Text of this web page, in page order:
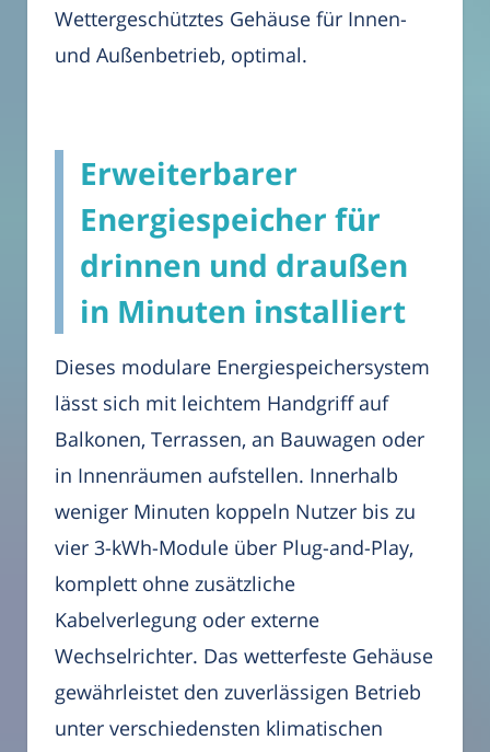
Wettergeschütztes Gehäuse für Innen-
und Außenbetrieb, optimal.
Erweiterbarer
Energiespeicher für
drinnen und draußen
in Minuten installiert
Dieses modulare Energiespeichersystem
lässt sich mit leichtem Handgriff auf
Balkonen, Terrassen, an Bauwagen oder
in Innenräumen aufstellen. Innerhalb
weniger Minuten koppeln Nutzer bis zu
vier 3-kWh-Module über Plug-and-Play,
komplett ohne zusätzliche
Kabelverlegung oder externe
Wechselrichter. Das wetterfeste Gehäuse
gewährleistet den zuverlässigen Betrieb
unter verschiedensten klimatischen